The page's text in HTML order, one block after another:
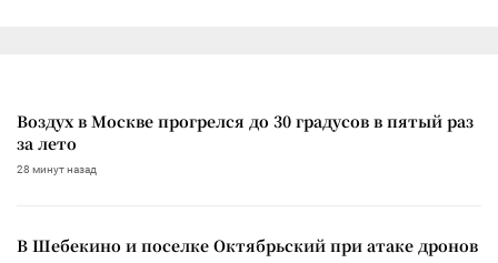
Воздух в Москве прогрелся до 30 градусов в пятый раз
за лето
28 минут назад
В Шебекино и поселке Октябрьский при атаке дронов